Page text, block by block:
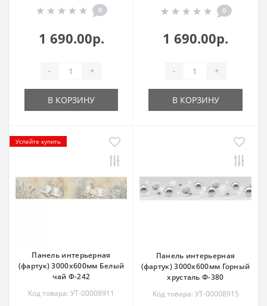
0
1 690.00р.
- +
В КОРЗИНУ
0
1 690.00р.
- +
В КОРЗИНУ
Успейте купить
Панель интерьерная
(фартук) 3000х600мм Белый
чай Ф-242
Код товара: УТ-00008911
Панель интерьерная
(фартук) 3000х600мм Горный
хрусталь Ф-380
Код товара: УТ-00008915